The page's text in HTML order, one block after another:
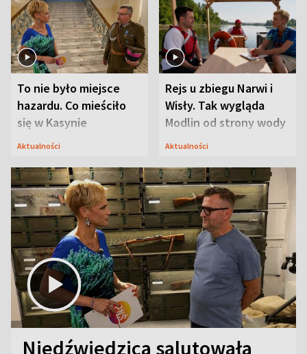
To nie było miejsce
hazardu. Co mieściło
się w Kasynie
Oficerskim?
Aktualności
Rejs u zbiegu Narwi i
Wisły. Tak wygląda
Modlin od strony wody
Aktualności
Niedźwiedzica salutowała